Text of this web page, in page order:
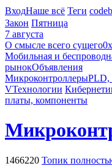
ВходНаше всё Теги
Закон Пятница
7 августа
О смысле всего сущего
Мобильная и
рынокОбъявления
МикроконтроллерыPLD,
VТехнологии
платы, компоненты
1466220 Топик